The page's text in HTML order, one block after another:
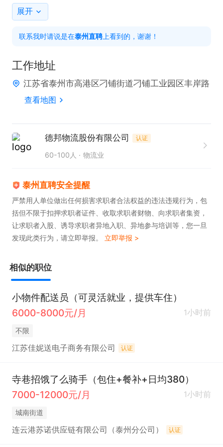
5. 严格遵守公司规章制度和安全操作规范。
6. 定期反馈工作情况，协助优化区域配送效率。
1. 持有有效驾驶证，具备驾驶技能，自带4.2米货车优
先。
2. 具备良好的责任心和沟通能力，能够独立完成工作
3. 有快递或物流相关工作经验者优先，熟悉区域路线
者更佳。
5. 熟悉基本的交通规则和安全驾驶知识，无重大事故
记录。
6. 愿意长期发展，具备良好的职业素养和团队合作精
神。
展开
联系我时请说是在泰州直聘 上看到的，谢谢！
工作地址
江苏省泰州市高港区刁铺街道刁铺工业园区丰岸路
查看地图
德邦物流股份有限公司 认证
60-100人 物流业
泰州直聘安全提醒
严禁用人单位做出任何损害求职者合法权益的违法违规行为，包
括但不限于扣押求职者证件、收取求职者财物、向求职者集资，
让求职者入股、诱导求职者异地入职、异地参与培训等，您一旦
发现此类行为，请立即举报。 立即举报 >
相似的职位
小物件配送员（可灵活就业，提供车住）
6000-8000元/月
1小时前
不限
江苏佳妮送电子商务有限公司 认证
寺巷招饿了么骑手（包住+餐补+日均380）
7000-12000元/月
1小时前
城南街道
连云港苏诺供应链有限公司（泰州分公司） 认证